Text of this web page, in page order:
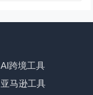
AI跨境工具
亚马逊工具